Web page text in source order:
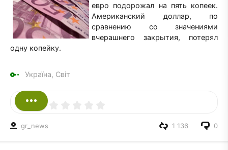
евро подорожал на пять копеек.
Американский доллар, по
сравнению со значениями
вчерашнего закрытия, потерял
одну копейку.
Україна, Світ
gr_news 0
1 136